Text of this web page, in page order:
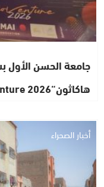
جامعة الحسن
هاكاثون“InnoVenture 2026” لتعزيز الابتكار…
أخبار الصحراء